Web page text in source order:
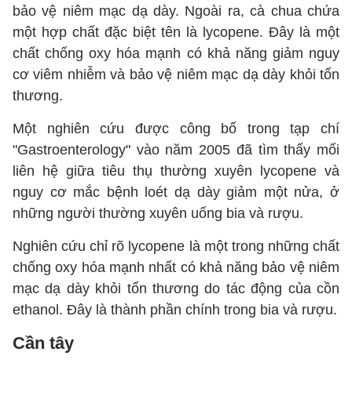
bảo vệ niêm mạc dạ dày. Ngoài ra, cà chua chứa
một hợp chất đặc biệt tên là lycopene. Đây là một
chất chống oxy hóa mạnh có khả năng giảm nguy
cơ viêm nhiễm và bảo vệ niêm mạc dạ dày khỏi tổn
thương.
Một nghiên cứu được công bố trong tạp chí
"Gastroenterology" vào năm 2005 đã tìm thấy mối
liên hệ giữa tiêu thụ thường xuyên lycopene và
nguy cơ mắc bệnh loét dạ dày giảm một nửa, ở
những người thường xuyên uống bia và rượu.
Nghiên cứu chỉ rõ lycopene là một trong những chất
chống oxy hóa mạnh nhất có khả năng bảo vệ niêm
mạc dạ dày khỏi tổn thương do tác động của cồn
ethanol. Đây là thành phần chính trong bia và rượu.
Cần tây